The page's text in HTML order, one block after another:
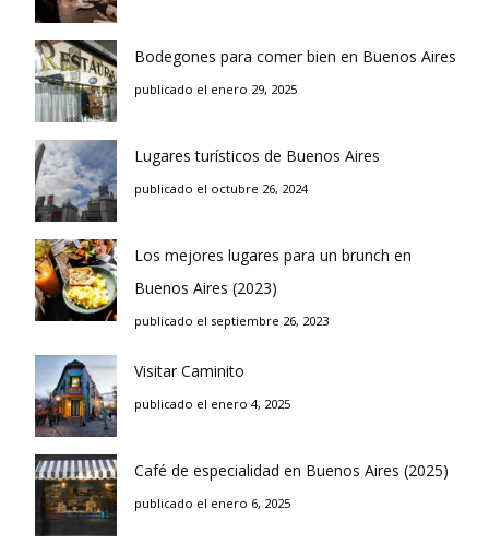
Bodegones para comer bien en Buenos Aires
publicado el enero 29, 2025
Lugares turísticos de Buenos Aires
publicado el octubre 26, 2024
Los mejores lugares para un brunch en
Buenos Aires (2023)
publicado el septiembre 26, 2023
Visitar Caminito
publicado el enero 4, 2025
Café de especialidad en Buenos Aires (2025)
publicado el enero 6, 2025